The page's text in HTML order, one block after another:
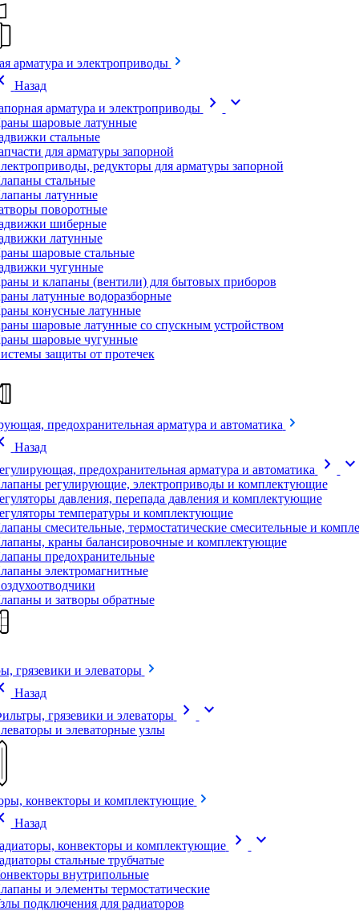
арматура и электроприводы
Назад
арматура и электроприводы
chevron_right expand_more
шаровые латунные
стальные
для арматуры запорной
редукторы для арматуры запорной
стальные
латунные
поворотные
шиберные
латунные
шаровые стальные
чугунные
и клапаны (вентили) для бытовых приборов
латунные водоразборные
конусные латунные
шаровые латунные со спускным устройством
шаровые чугунные
защиты от протечек
предохранительная арматура и автоматика
Назад
предохранительная арматура и автоматика
chevron_right expand_more
регулирующие, электроприводы и комплектующие
давления, перепада давления и комплектующие
температуры и комплектующие
смесительные, термостатические смесительные и
краны балансировочные и комплектующие
предохранительные
электромагнитные
и затворы обратные
грязевики и элеваторы
Назад
грязевики и элеваторы
chevron_right expand_more
и элеваторные узлы
конвекторы и комплектующие
Назад
конвекторы и комплектующие
chevron_right expand_more
стальные трубчатые
внутрипольные
и элементы термостатические
подключения для радиаторов